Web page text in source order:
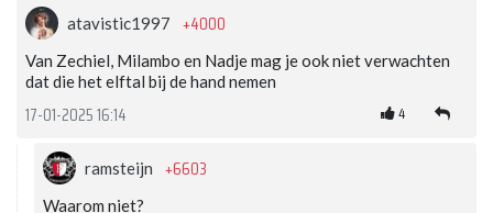
atavistic1997 +4000
Van Zechiel, Milambo en Nadje mag je ook niet verwachten
dat die het elftal bij de hand nemen
17-01-2025 16:14 4
ramsteijn +6603
Waarom niet?